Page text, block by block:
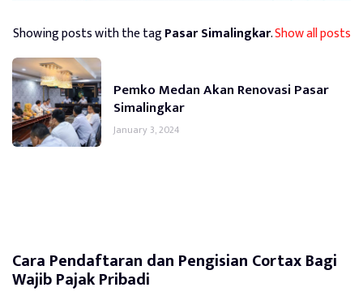
Showing posts with the tagPasar Simalingkar.Show all posts
Pemko Medan Akan Renovasi Pasar
Simalingkar
January 3, 2024
Cara Pendaftaran dan Pengisian Cortax Bagi
Wajib Pajak Pribadi